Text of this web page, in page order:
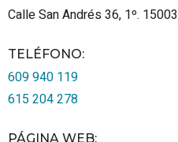
Calle San Andrés 36, 1º. 15003
TELÉFONO:
609 940 119
615 204 278
PÁGINA WEB: